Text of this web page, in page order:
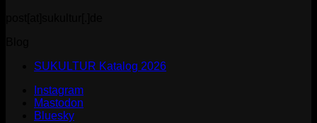
SUKULTUR Katalog 2026
Instagram
Mastodon
Bluesky